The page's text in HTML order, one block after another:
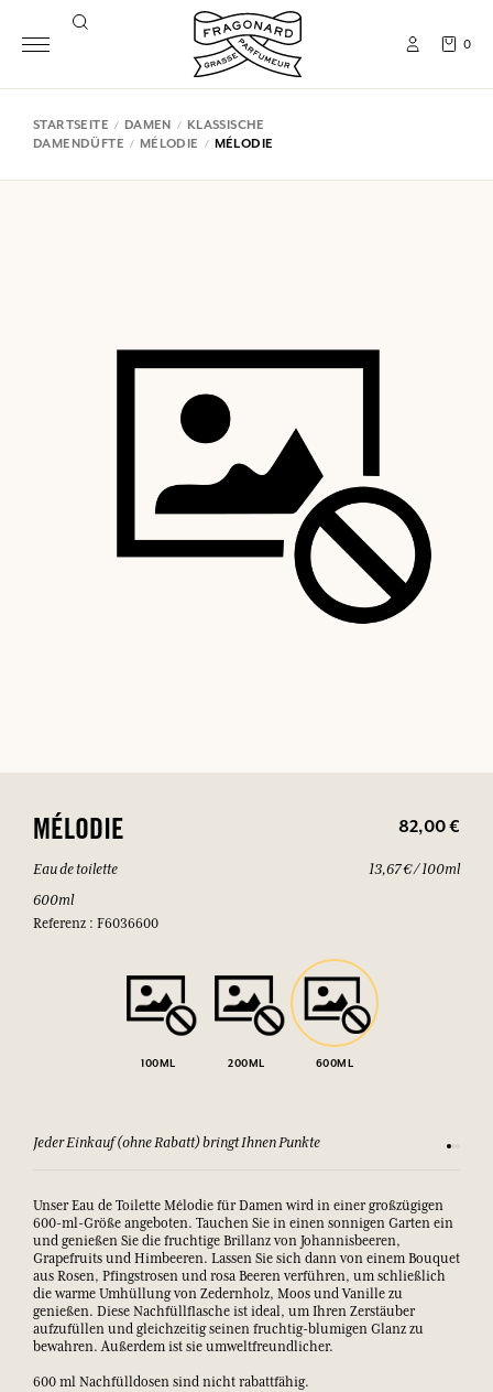
0
STARTSEITE DAMEN
KLASSISCHE
DAMENDÜFTE
MÉLODIE MÉLODIE
MÉLODIE 82,00 €
Eau de toilette
600ml
Referenz : F6036600
13,67 € / 100ml
100ML 200ML 600ML
Jeder Einkauf (ohne Rabatt) bringt Ihnen Punkte Sehen
Unser Eau de Toilette Mélodie für Damen wird in einer großzügigen
600-ml-Größe angeboten. Tauchen Sie in einen sonnigen Garten ein
und genießen Sie die fruchtige Brillanz von Johannisbeeren,
Grapefruits und Himbeeren. Lassen Sie sich dann von einem Bouquet
aus Rosen, Pfingstrosen und rosa Beeren verführen, um schließlich
die warme Umhüllung von Zedernholz, Moos und Vanille zu
genießen. Diese Nachfüllflasche ist ideal, um Ihren Zerstäuber
aufzufüllen und gleichzeitig seinen fruchtig-blumigen Glanz zu
bewahren. Außerdem ist sie umweltfreundlicher.
600 ml Nachfülldosen sind nicht rabattfähig.